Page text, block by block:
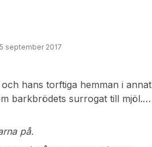
bygdens befolkning hade inga
september 2017
hans torftiga hemman i annat
barkbrödets surrogat till mjöl.
i
på.